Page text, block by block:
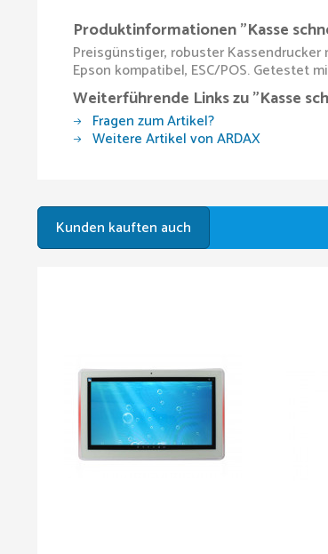
Produktinformationen "Kasse
Preisgünstiger, robuster Kassendrucker
Epson kompatibel, ESC/POS. Getestet
Weiterführende Links zu "Kasse
Fragen zum Artikel?
Weitere Artikel von ARDAX
Kunden kauften auch